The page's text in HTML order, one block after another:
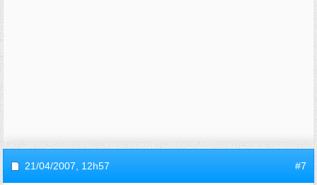
21/04/2007, 12h57 #7